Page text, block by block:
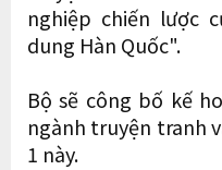
nghiệp chiến lược
dung Hàn Quốc".
Bộ sẽ công bố kế
ngành truyện tranh
1 này.